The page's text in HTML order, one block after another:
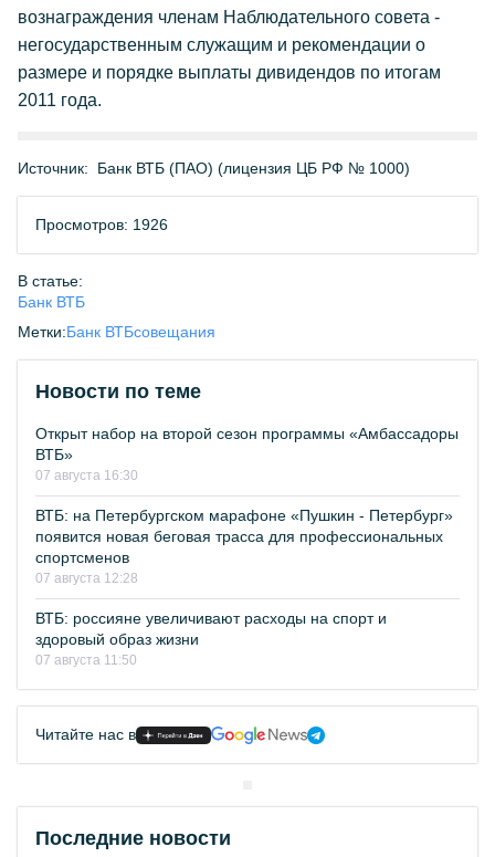
вознаграждения членам Наблюдательного совета -
негосударственным служащим и рекомендации о
размере и порядке выплаты дивидендов по итогам
2011 года.
Источник: Банк ВТБ (ПАО) (лицензия ЦБ РФ № 1000)
Просмотров: 1926
В статье:
Банк ВТБ
Метки:Банк ВТБсовещания
Новости по теме
Открыт набор на второй сезон программы «Амбассадоры
ВТБ»
07 августа 16:30
ВТБ: на Петербургском марафоне «Пушкин - Петербург»
появится новая беговая трасса для профессиональных
спортсменов
07 августа 12:28
ВТБ: россияне увеличивают расходы на спорт и
здоровый образ жизни
07 августа 11:50
Читайте нас в
Последние новости